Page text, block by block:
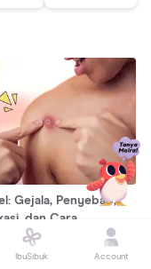
Gejala, Penyebab,
dan Cara
IbuSibuk Account